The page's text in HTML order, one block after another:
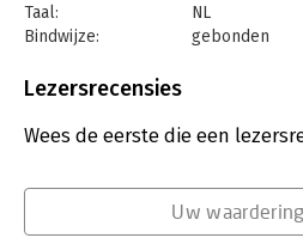
zoals dijkversterking, buitendijkse
plek voor verbeterde afvaart naar
Dit boek is een onmisbare
natuurliefhebbers en vogelaars, en
bezoekers van Noord-Nederland.
gepassioneerde vogelaars.
Taal:
NL
Bindwijze:
gebonden
Uitgever:
Verschijningsdatum:
27-2-2025
Lezersrecensies
Wees de eerste die een
Uw